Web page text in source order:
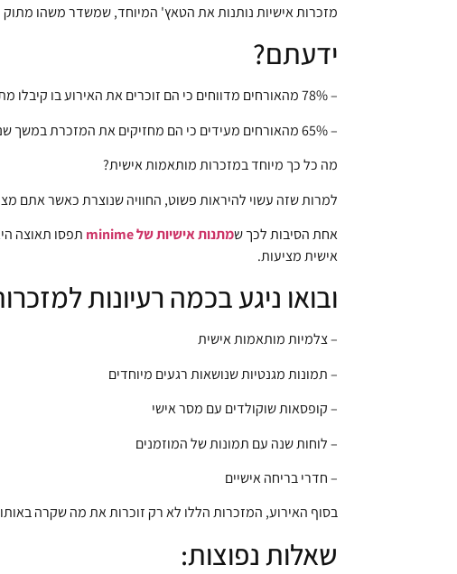
מזכרות אישיות נותנות את הטאץ' המיוחד, שמשדר משהו
ידעתם?
– 78% מהאורחים מדווחים כי הם זוכרים את האירוע בו קיבלו מתנה מותאמת אישית.
– 65% מהאורחים מעידים כי הם מחזיקים את המזכרת במשך שנים רבות לאחר האירוע.
מה כל כך מיוחד במזכרות מותאמות אישית?
למרות שזה עשוי להיראות פשוט, החוויה שנוצרת כאשר אתם
אחת הסיבות לכך שמתנות אישיות של minime
תפסו תאוצה
אישית מציעות.
ובואו ניגע בכמה רעיונות
– צלמיות מותאמות אישית
– תמונות מגנטיות שנושאות רגעים מיוחדים
– קופסאות שוקולדים עם מסר אישי
– לוחות שנה עם תמונות של המוזמנים
– חדרי בריחה אישיים
בסוף האירוע, המזכרות הללו לא רק זוכרות את מה שקרה
שאלות נפוצות: